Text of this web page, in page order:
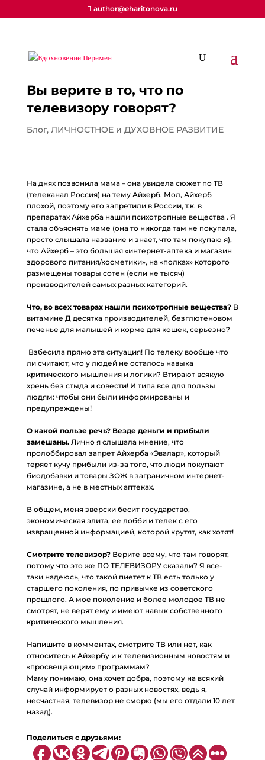
author@eharitonova.ru
Вы верите в то, что по
телевизору говорят? ⠀
Блог, ЛИЧНОСТНОЕ и ДУХОВНОЕ РАЗВИТИЕ
На днях позвонила мама – она увидела сюжет по ТВ
(телеканал Россия) на тему Айхерб. Мол, Айхерб
плохой, поэтому его запретили в России, т.к. в
препаратах Айхерба нашли психотропные вещества . Я
стала объяснять маме (она то никогда там не покупала,
просто слышала название и знает, что там покупаю я),
что Айхерб – это большая «интернет-аптека и магазин
здорового питания/косметики», на «полках» которого
размещены товары сотен (если не тысяч)
производителей самых разных категорий.
Что, во всех товарах нашли психотропные вещества?В
витамине Д десятка производителей, безглютеновом
печенье для малышей и корме для кошек, серьезно?
Взбесила прямо эта ситуация! По телеку вообще что
ли считают, что у людей не осталось навыка
критического мышления и логики? Втирают всякую
хрень без стыда и совести! И типа все для пользы
людям: чтобы они были информированы и
предупреждены!
О какой пользе речь? Везде деньги и прибыли
замешаны.Лично я слышала мнение, что
пролоббировал запрет Айхерба «Эвалар», который
теряет кучу прибыли из-за того, что люди покупают
биодобавки и товары ЗОЖ в заграничном интернет-
магазине, а не в местных аптеках.
В общем, меня зверски бесит государство,
экономическая элита, ее лобби и телек с его
извращенной информацией, которой крутят, как хотят!
Смотрите телевизор?Верите всему, что там говорят,
потому что это же ПО ТЕЛЕВИЗОРУ сказали? Я все-
таки надеюсь, что такой пиетет к ТВ есть только у
старшего поколения, по привычке из советского
прошлого. А мое поколение и более молодое ТВ не
смотрят, не верят ему и имеют навык собственного
критического мышления.
Напишите в комментах, смотрите ТВ или нет, как
относитесь к Айхербу и к телевизионным новостям и
«просвещающим» программам?
Маму понимаю, она хочет добра, поэтому на всякий
случай информирует о разных новостях, ведь я,
несчастная, телевизор не сморю (мы его отдали 10 лет
назад).
Поделиться с друзьями: